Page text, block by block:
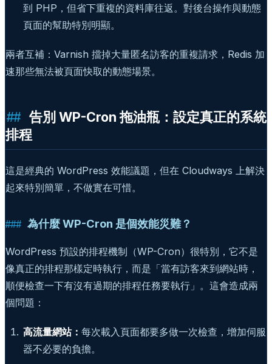
到 PHP，但省下重複的資料庫往返。對後台操作與動態
頁面的幫助特別明顯。
兩者互補：Varnish 擋掉大量匿名訪客的重複請求，Redis 加
速那些無法被頁面快取的動態場景。
告別 WP-Cron 拖油瓶：設定真正的系統
排程
這是經典的 WordPress 效能議題，但在 Cloudways 上解決
起來特別簡單，不做實在可惜。
為什麼 WP-Cron 是個效能災難？
WordPress 預設的排程機制（WP-Cron）很特別，它不是
像真正的排程那樣定時執行，而是「當有訪客來到網站時，
順便檢查一下有沒有過期的排程任務要執行」。這會造成兩
個問題：
高流量網站： 每次載入頁面都要多做一次檢查，增加伺服
器不必要的負擔。